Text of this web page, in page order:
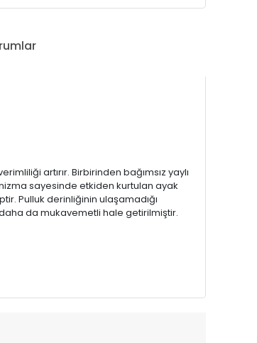
artırır. Birbirinden bağımsız yaylı
sayesinde etkiden kurtulan ayak
Pulluk derinliğinin ulaşamadığı
daha da mukavemetli hale getirilmiştir.